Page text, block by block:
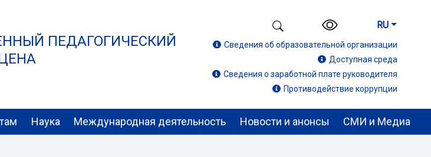
ПЕДАГОГИЧЕСКИЙ
RU
Сведения об образовательной организации
Доступная среда
Сведения о заработной плате руководителя
Противодействие коррупции
Наука Международная деятельность Новости и анонсы СМИ и Медиа